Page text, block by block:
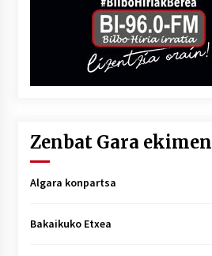
Zenbat Gara
Algara konpartsa
Bakaikuko Etxea